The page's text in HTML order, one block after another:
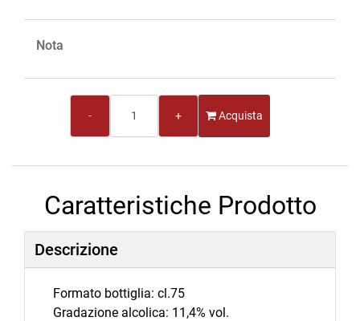
Nota
Acquista
Caratteristiche Prodotto
Descrizione
Formato bottiglia: cl.75
Gradazione alcolica: 11,4% vol.